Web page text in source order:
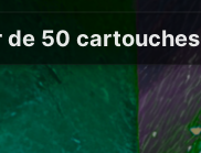
de 50 cartouches